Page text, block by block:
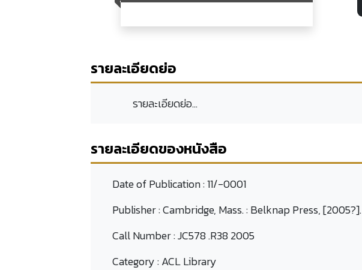
รายละเอียดย่อ
รายละเอียดย่อ...
รายละเอียดของหนังสือ
Date of Publication :11/-0001
Publisher :Cambridge, Mass. : Belknap Press, [2005?].
Call Number :JC578 .R38 2005
Category :ACL Library